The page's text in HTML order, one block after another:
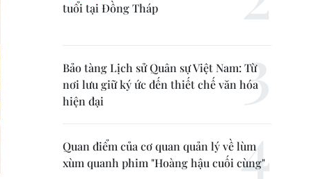
tuổi tại Đồng Tháp
Bảo tàng Lịch sử Quân sự Việt Nam: Từ
nơi lưu giữ ký ức đến thiết chế văn hóa
hiện đại
Quan điểm của cơ quan quản lý về lùm
xùm quanh phim "Hoàng hậu cuối cùng"